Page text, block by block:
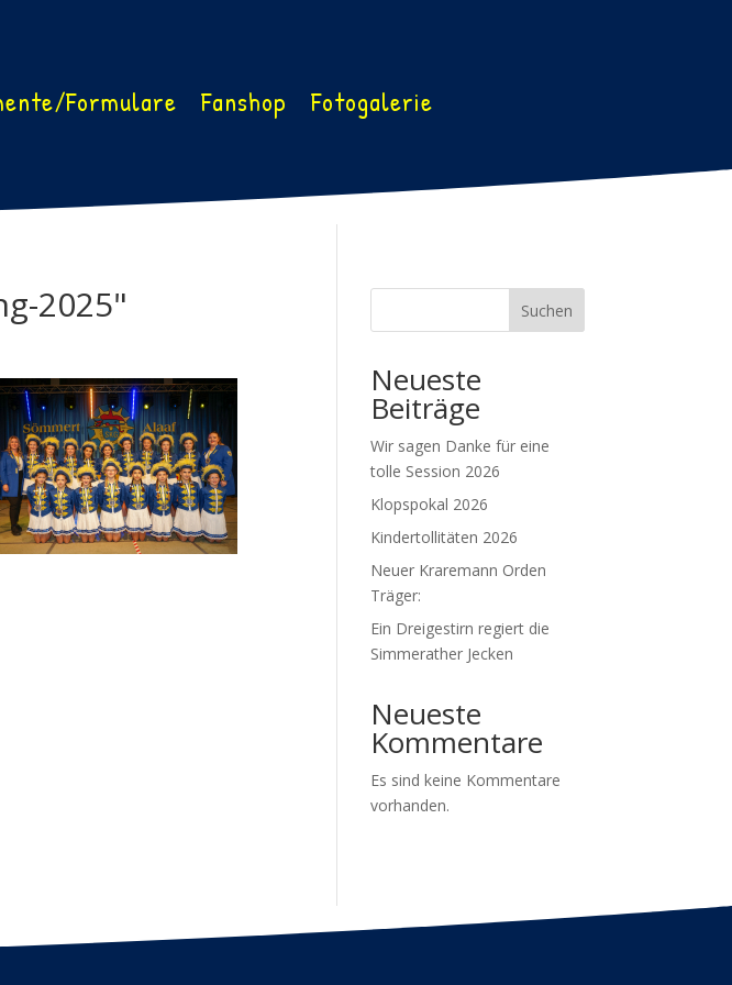
Formulare Fanshop Fotogalerie
2025" Suchen
Neueste
Beiträge
Wir sagen Danke für eine
tolle Session 2026
Klopspokal 2026
Kindertollitäten 2026
Neuer Kraremann Orden
Träger:
Ein Dreigestirn regiert die
Simmerather Jecken
Neueste
Kommentare
Es sind keine Kommentare
vorhanden.